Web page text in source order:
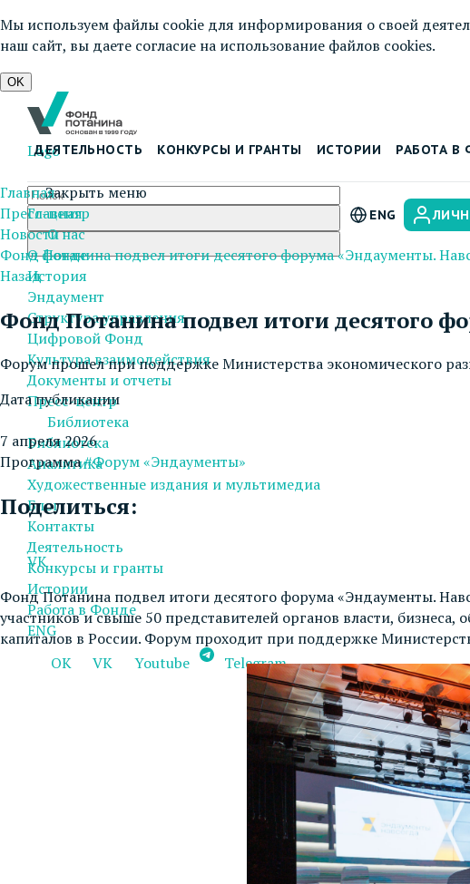
Мы используем файлы cookie для информирования о своей
наш сайт, вы даете согласие на использование файлов cookies.
OK
Logo
ДЕЯТЕЛЬНОСТЬ КОНКУРСЫ И ГРАНТЫ ИСТОРИИ РАБОТА В
ENG
Закрыть меню
Главная
О нас
О фонде
История
Эндаумент
Структура управления
Цифровой Фонд
Культура взаимодействия
Документы и отчеты
Пресс-центр
Библиотека
Библиотека
Аналитика
Художественные издания и мультимедиа
Блог
Контакты
Деятельность
Конкурсы и гранты
Истории
Работа в Фонде
ENG
OK
VK Youtube Telegram
Главная
Пресс-центр
Новости
Фонд Потанина подвел итоги десятого форума «Эндаументы.
Назад
Фонд Потанина подвел итоги десятого
Форум прошел при поддержке Министерства экономического
Дата публикации
7 апреля 2026
Программа#Форум «Эндаументы»
Поделиться:
VK
Фонд Потанина подвел итоги десятого форума «Эндаументы.
участников и свыше 50 представителей органов власти,
капиталов в России. Форум проходит при поддержке